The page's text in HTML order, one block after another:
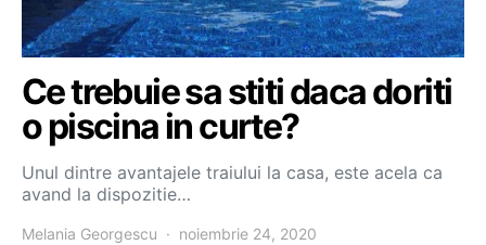
Ce trebuie sa stiti daca doriti
o piscina in curte?
Unul dintre avantajele traiului la casa, este acela ca
avand la dispozitie…
Melania Georgescu noiembrie 24, 2020